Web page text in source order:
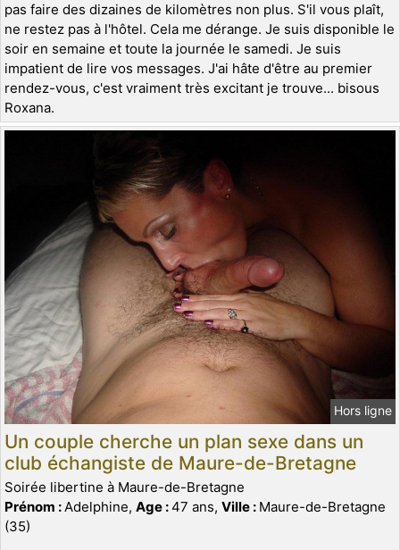
pas faire des dizaines de kilomètres non plus. S'il vous plaît,
ne restez pas à l'hôtel. Cela me dérange. Je suis disponible le
soir en semaine et toute la journée le samedi. Je suis
impatient de lire vos messages. J'ai hâte d'être au premier
rendez-vous, c'est vraiment très excitant je trouve... bisous
Roxana.
Hors ligne
Un couple cherche un plan sexe dans un
club échangiste de Maure-de-Bretagne
Soirée libertine à Maure-de-Bretagne
Prénom : Adelphine, Age :47 ans, Ville : Maure-de-Bretagne
(35)